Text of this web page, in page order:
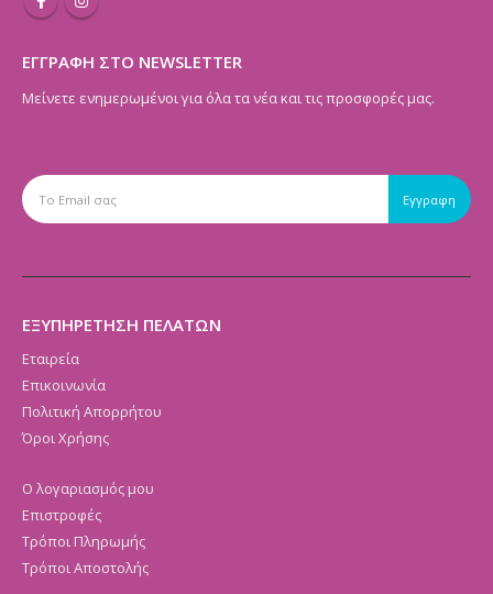
ΕΓΓΡΑΦΗ ΣΤΟ NEWSLETTER
Μείνετε ενημερωμένοι για όλα τα νέα και τις προσφορές μας.
ΕΞΥΠΗΡΕΤΗΣΗ ΠΕΛΑΤΩΝ
Εταιρεία
Επικοινωνία
Πολιτική Απορρήτου
Όροι Χρήσης
Ο λογαριασμός μου
Επιστροφές
Τρόποι Πληρωμής
Τρόποι Αποστολής